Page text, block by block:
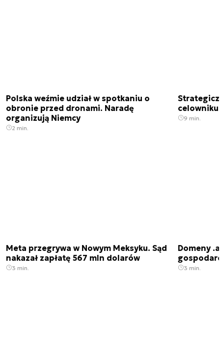
Polska weźmie udział w spotkaniu o
obronie przed dronami. Naradę
organizują Niemcy
2 min.
9 min.
Meta przegrywa w Nowym Meksyku. Sąd
nakazał zapłatę 567 mln dolarów
3 min.
Domeny
3 min.